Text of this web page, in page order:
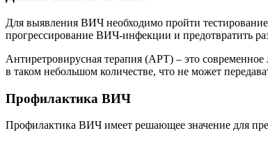
Для выявления ВИЧ необходимо пройти
прогрессирование ВИЧ-инфекции и предотвратить
Антиретровирусная терапия (АРТ) – это современное
в таком небольшом количестве, что не может
Профилактика ВИЧ
Профилактика ВИЧ имеет решающее значение для